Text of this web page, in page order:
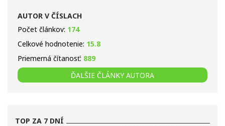
AUTOR V ČÍSLACH
Počet článkov: 174
Celkové hodnotenie: 15.8
Priemerná čítanosť: 889
ĎALŠIE ČLÁNKY AUTORA
TOP ZA 7 DNÍ